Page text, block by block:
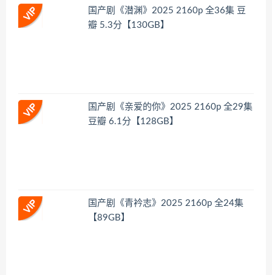
国产剧《潜渊》2025 2160p 全36集 豆
瓣 5.3分【130GB】
国产剧《亲爱的你》2025 2160p 全29集
豆瓣 6.1分【128GB】
国产剧《青衿志》2025 2160p 全24集
【89GB】